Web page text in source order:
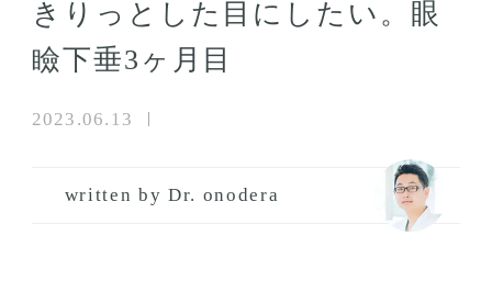
きりっとした目にしたい。眼
瞼下垂3ヶ月目
2023.06.13
written by Dr. onodera